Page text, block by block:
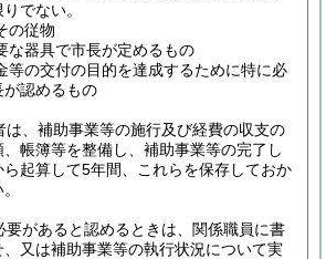
でない。
の従物
な器具で市長が定めるもの
等の交付の目的を達成するために特に必
認めるもの
は、補助事業等の施行及び経費の収支の
帳簿等を整備し、補助事業等の完了し
起算して5年間、これらを保存しておか
要があると認めるときは、関係職員に書
又は補助事業等の執行状況について実